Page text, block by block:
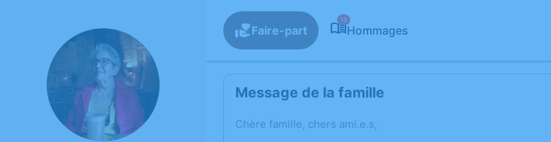
Faire-part
13
Hommages
Message de la famille
Chère famille, chers ami.e.s,